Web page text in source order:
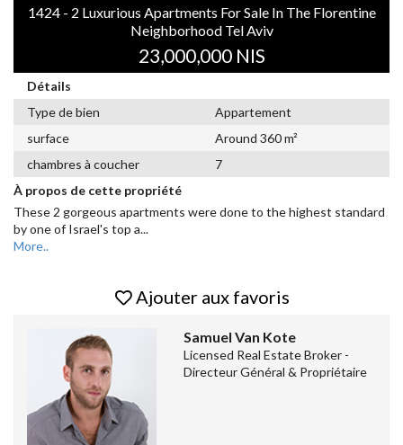
1424 - 2 Luxurious Apartments For Sale In The Florentine
Neighborhood Tel Aviv
23,000,000 NIS
Détails
Type de bien
Appartement
surface
Around 360 m²
chambres à coucher
7
À propos de cette propriété
These 2 gorgeous apartments were done to the highest standard
by one of Israel's top a...
More..
Ajouter aux favoris
Samuel Van Kote
Licensed Real Estate Broker -
Directeur Général & Propriétaire